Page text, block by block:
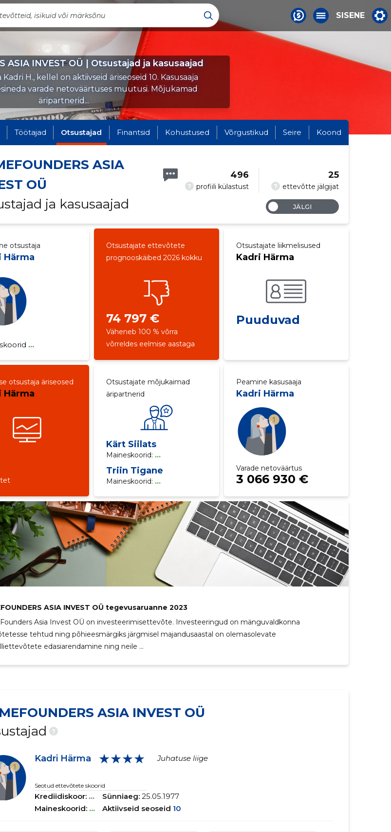
SISENE
ASIA INVEST OÜ | Otsustajad ja kasusaajad
H., kellel on aktiivseid äriseoseid 10. Kasusaaja
varade netoväärtuses muutusi. Mõjukamad
äripartnerid...
Töötajad Otsustajad Finantsid Kohustused Võrgustikud Seire Koond
ASIA
OÜ
ja kasusaajad
? profiili külastust
496
? ettevõtte jälgijat
25
JÄLGI
otsustaja
Härma
...
Otsustajate ettevõtete
prognooskäibed 2026 kokku
74 797 €
Väheneb 100 % võrra
võrreldes eelmise aastaga
Otsustajate liikmelisused
Kadri Härma
Puuduvad
otsustaja äriseosed
Härma
Otsustajate mõjukaimad
äripartnerid
Kärt Siilats
Maineskoorid: ...
Triin Tigane
Maineskoorid: ...
Peamine kasusaaja
Kadri Härma
Varade netoväärtus
3 066 930 €
ASIA INVEST OÜ tegevusaruanne 2023
Asia Invest OÜ on investeerimisettevõte. Investeeringud on mänguvaldkonna
tehtud ning põhieesmärgiks järgmisel majandusaastal on olemasolevate
edasiarendamine ning neile ...
ASIA INVEST OÜ
?
Kadri Härma ★★★★ Juhatuse liige
Seotud ettevõtete skoorid
Krediidiskoor: ...
Maineskoorid: ...
Sünniaeg: 25.05.1977
Aktiivseid seoseid 10